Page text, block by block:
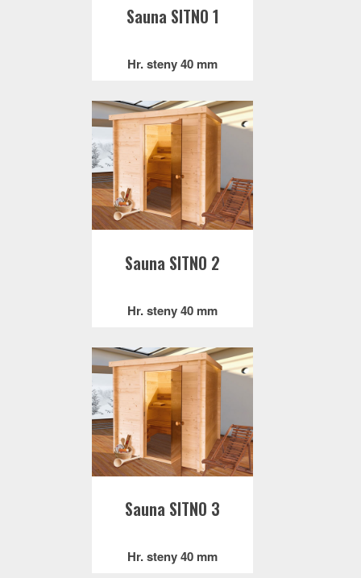
Sauna SITNO 1
Hr. steny 40 mm
Sauna SITNO 2
Hr. steny 40 mm
Sauna SITNO 3
Hr. steny 40 mm